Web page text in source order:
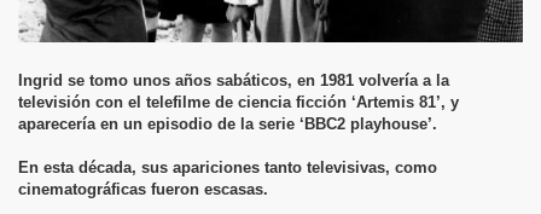
Ingrid se tomo unos años sabáticos, en 1981 volvería a la
televisión con el telefilme de ciencia ficción ‘Artemis 81’, y
aparecería en un episodio de la serie ‘BBC2 playhouse’.
En esta década, sus apariciones tanto televisivas, como
cinematográficas fueron escasas.